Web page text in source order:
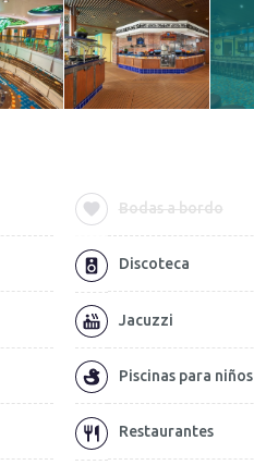
Bodas a bordo
Discoteca
Jacuzzi
Piscinas para niños
Restaurantes